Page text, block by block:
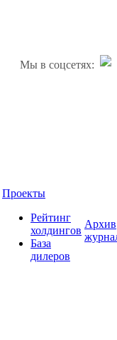
Мы в соцсетях:
Проекты
Рейтинг
холдингов
База
дилеров
Архив